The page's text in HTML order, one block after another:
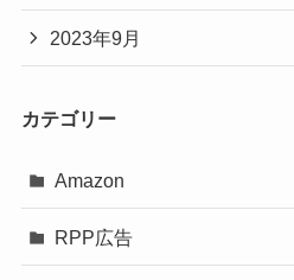
2023年9月
カテゴリー
Amazon
RPP広告